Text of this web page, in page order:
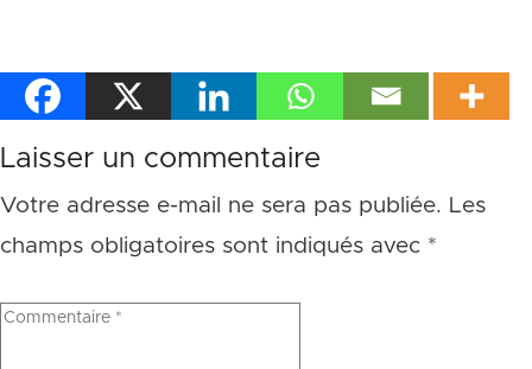
Laisser un commentaire
Votre adresse e-mail ne sera pas publiée. Les
champs obligatoires sont indiqués avec *